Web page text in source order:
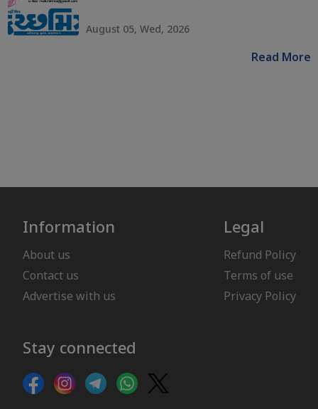
August 05, Wed, 2026
Read More
Information
About us
Contact us
Advertise with us
Legal
Refund Policy
Terms of use
Privacy Policy
Stay connected